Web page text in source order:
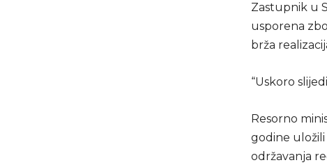
Zastupnik u
usporena
brža
“Uskoro
Resorno
godine
održavanja